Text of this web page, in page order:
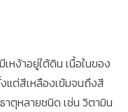
หง้าอยู่ใต้ดิน เนื้อในของ
แต่สีเหลืองเข้มจนถึงสี
ตุหลายชนิด เช่น วิตามิน